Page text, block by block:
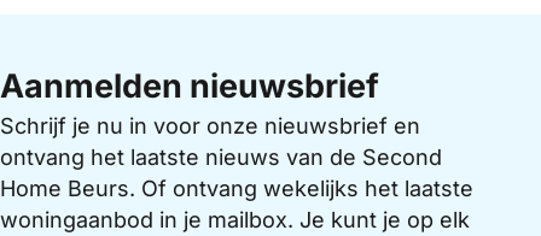
Aanmelden nieuwsbrief
Schrijf je nu in voor onze nieuwsbrief en
ontvang het laatste nieuws van de Second
Home Beurs. Of ontvang wekelijks het laatste
woningaanbod in je mailbox. Je kunt je op elk